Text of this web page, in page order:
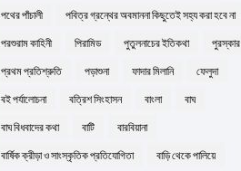
পথের পাঁচালী পবিত্র গ্রন্থের অবমাননা কিছুতেই সহ্য করা হবে না
পরশুরাম কাহিনী পিরামিড পুতুলনাচের ইতিকথা পুরস্কার
প্রথম প্রতিশ্রুতি পড়াশুনা ফাদার মিলানি ফেলুদা
বই পর্যালোচনা বত্রিশ সিংহাসন বাংলা বাঘ
বাঘ বিধবাদের কথা বাটি বারবিয়ানা
বার্ষিক ক্রীড়া ও সাংস্কৃতিক প্রতিযোগিতা বাড়ি থেকে পালিয়ে